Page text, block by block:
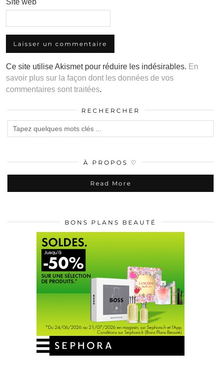
Site web
Ce site utilise Akismet pour réduire les indésirables. En
savoir plus sur la façon dont les données de vos
commentaires sont traitées.
RECHERCHER
À PROPOS ♡
Read More
BONS PLANS BEAUTÉ